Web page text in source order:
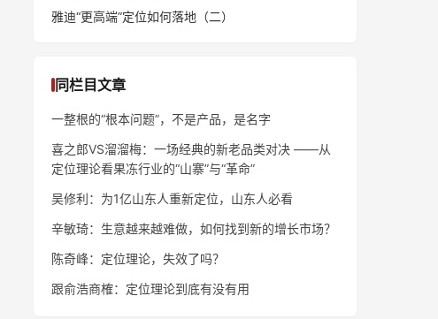
雅迪“更高端”定位如何落地（二）
同栏目文章
一整根的“根本问题”，不是产品，是名字
喜之郎VS溜溜梅：一场经典的新老品类对决 ——从
定位理论看果冻行业的“山寨”与“革命”
吴修利：为1亿山东人重新定位，山东人必看
辛敏琦：生意越来越难做，如何找到新的增长市场？
陈奇峰：定位理论，失效了吗？
跟俞浩商榷：定位理论到底有没有用